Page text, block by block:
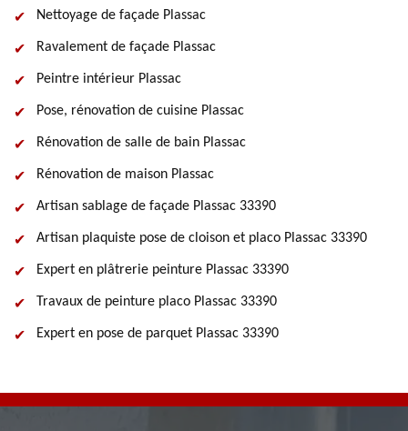
Nettoyage de façade Plassac
Ravalement de façade Plassac
Peintre intérieur Plassac
Pose, rénovation de cuisine Plassac
Rénovation de salle de bain Plassac
Rénovation de maison Plassac
Artisan sablage de façade Plassac 33390
Artisan plaquiste pose de cloison et placo Plassac 33390
Expert en plâtrerie peinture Plassac 33390
Travaux de peinture placo Plassac 33390
Expert en pose de parquet Plassac 33390